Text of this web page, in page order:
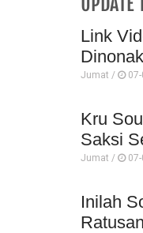
Link
Jumat / 07-
Kru
Saksi
Jumat / 07-
Inilah